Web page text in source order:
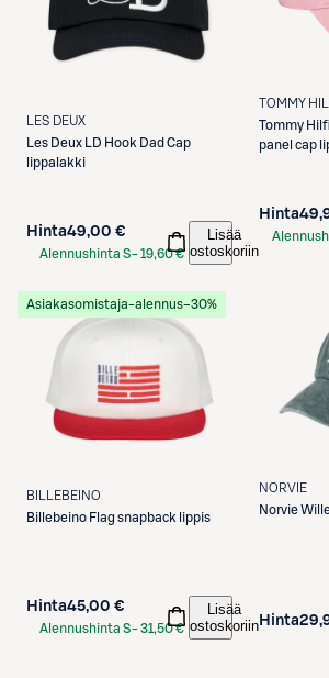
LES DEUX
Les Deux LD Hook Dad Cap
lippalakki
Hinta49,00 €
Alennushinta S-19,60 €
Lisää
ostoskoriin
TOMMY
Tommy
panel cap
Hinta
Asiakasomistaja-alennus−30%
BILLEBEINO
Billebeino Flag snapback lippis
Hinta45,00 €
Alennushinta S-31,50 €
Lisää
ostoskoriin
NORVIE
Norvie
Hinta